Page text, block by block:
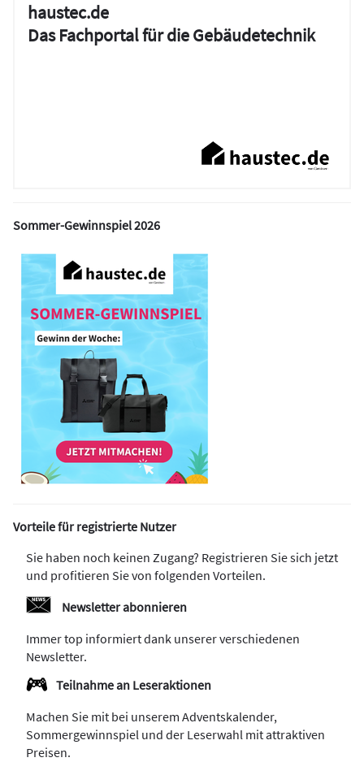
haustec.de
Das Fachportal für die Gebäudetechnik
Sommer-Gewinnspiel 2026
Vorteile für registrierte Nutzer
Sie haben noch keinen Zugang? Registrieren Sie sich jetzt
und profitieren Sie von folgenden Vorteilen.
Newsletter abonnieren
Immer top informiert dank unserer verschiedenen
Newsletter.
Teilnahme an Leseraktionen
Machen Sie mit bei unserem Adventskalender,
Sommergewinnspiel und der Leserwahl mit attraktiven
Preisen.